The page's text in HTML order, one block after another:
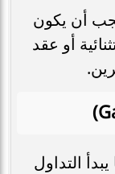
أن يكون
أو عقد
التداول